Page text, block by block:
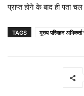
प्राप्त होने के बाद ही पता
TAGS मुख्य परिवहन